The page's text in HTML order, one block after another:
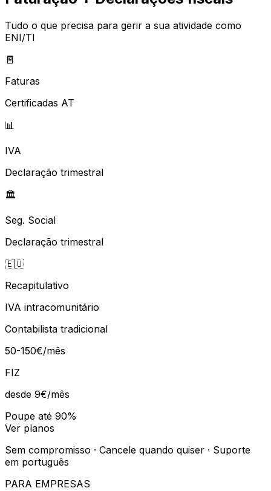
Tudo o que precisa para gerir a sua atividade como
ENI/TI
🧾
Faturas
Certificadas AT
📊
IVA
Declaração trimestral
🏛️
Seg. Social
Declaração trimestral
🇪🇺
Recapitulativo
IVA intracomunitário
Contabilista tradicional
50-150€/mês
FIZ
desde 9€/mês
Poupe até 90%
Ver planos
Sem compromisso · Cancele quando quiser · Suporte
em português
PARA EMPRESAS